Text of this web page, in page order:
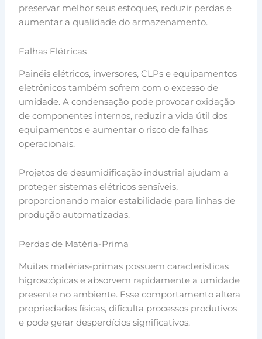
preservar melhor seus estoques, reduzir perdas e
aumentar a qualidade do armazenamento.
Falhas Elétricas
Painéis elétricos, inversores, CLPs e equipamentos
eletrônicos também sofrem com o excesso de
umidade. A condensação pode provocar oxidação
de componentes internos, reduzir a vida útil dos
equipamentos e aumentar o risco de falhas
operacionais.
Projetos de desumidificação industrial ajudam a
proteger sistemas elétricos sensíveis,
proporcionando maior estabilidade para linhas de
produção automatizadas.
Perdas de Matéria-Prima
Muitas matérias-primas possuem características
higroscópicas e absorvem rapidamente a umidade
presente no ambiente. Esse comportamento altera
propriedades físicas, dificulta processos produtivos
e pode gerar desperdícios significativos.